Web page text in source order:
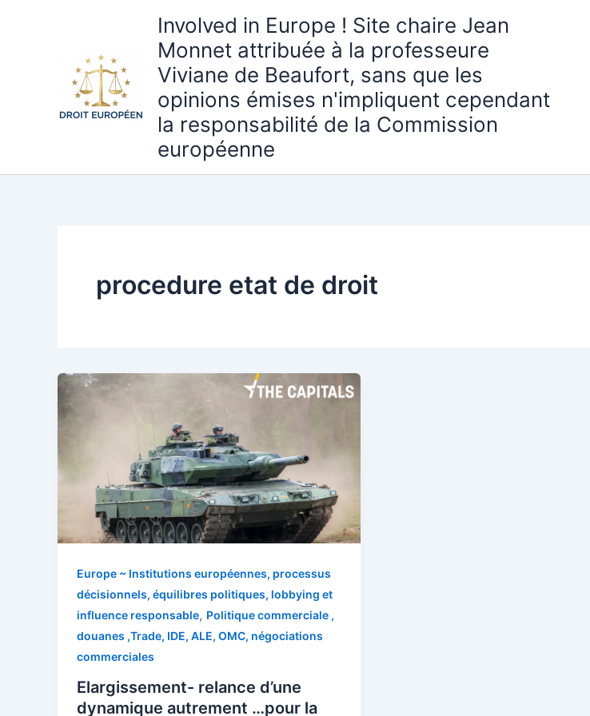
Involved in Europe ! Site chaire Jean
Monnet attribuée à la professeure
Viviane de Beaufort, sans que les
opinions émises n'impliquent cependant
la responsabilité de la Commission
européenne
procedure etat de droit
Europe ~ Institutions européennes, processus
décisionnels, équilibres politiques, lobbying et
influence responsable, Politique commerciale ,
douanes ,Trade, IDE, ALE, OMC, négociations
commerciales
Elargissement- relance d’une
dynamique autrement …pour la